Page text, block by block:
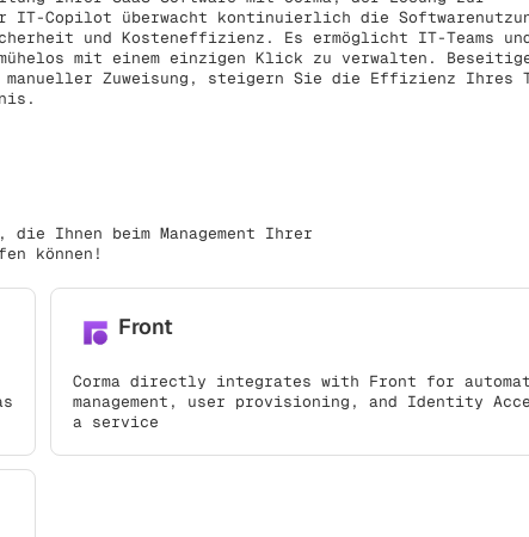
Copilot überwacht kontinuierlich die
und Kosteneffizienz. Es ermöglicht IT-Teams
mit einem einzigen Klick zu verwalten.
Zuweisung, steigern Sie die Effizienz Ihres
Ihnen beim Management Ihrer
können!
Front
Corma directly integrates with Front for
management, user provisioning, and Identity
a service